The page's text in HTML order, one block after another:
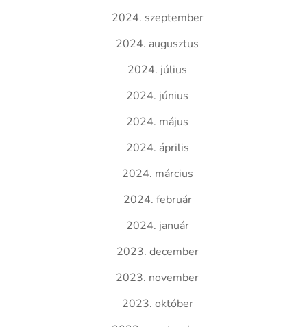
2024. szeptember
2024. augusztus
2024. július
2024. június
2024. május
2024. április
2024. március
2024. február
2024. január
2023. december
2023. november
2023. október